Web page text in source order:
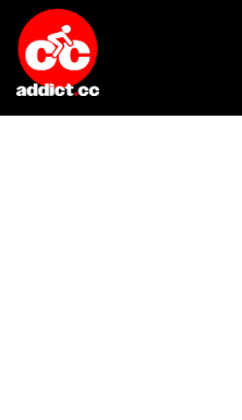
Overslaan naar inhoud